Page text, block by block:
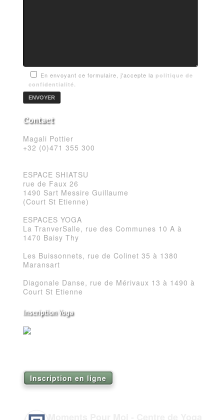
En envoyant ce formulaire, j'accepte la politique de
confidentialité.
Contact
Magali Pottier
+32 (0)471 355 300
ESPACE SHIATSU
rue de Faux 26
1490 Sart Messire Guillaume
(Court St Etienne)
ESPACES YOGA
La TranverSalle, rue des Communes 10 A à
1470 Baisy Thy
Les Buissonnets, rue de Colinet 35 à 1380
Maransart
Diagonale Danse, rue de Mérivaux 13 à 1490 à
Court St Etienne
Inscription Yoga
Inscription en ligne
Moments Pour Moi - Centre de Yoga